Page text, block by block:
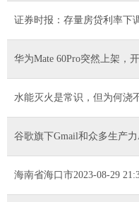
证券时报：存量房贷利率下
华为Mate 60Pro突然上架，
水能灭火是常识，但为何浇
谷歌旗下Gmail和众多生产
海南省海口市2023-08-29